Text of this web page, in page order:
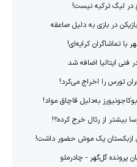
در لیگ ترکیه نیست!
در بازی به دلیل صاعقه
با تماشاگران کرایه‌ای!
فنی ایتالیا اضافه شد
تورس را اخراج می‌کرد!
به‌دلیل قاچاق مواد!
بیشتر از رئال خرج کرده؟!
ازبکستان یک موش حضور داشت!
پرونده گل‌گهر - چادرملو